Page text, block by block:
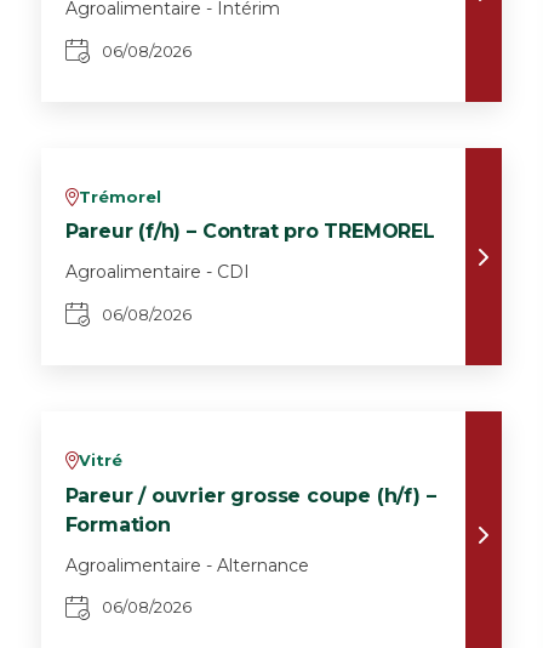
Agroalimentaire - Intérim
06/08/2026
vTrémorel
Pareur (f/h) – Contrat pro TREMOREL
Agroalimentaire - CDI
06/08/2026
vVitré
Pareur / ouvrier grosse coupe (h/f) –
Formation
Agroalimentaire - Alternance
06/08/2026